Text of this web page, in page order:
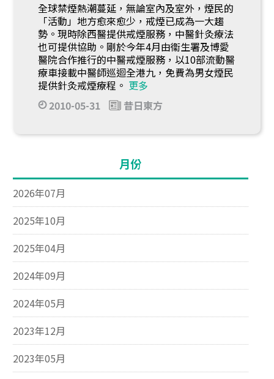
全球禁煙熱潮蔓延，無論室內及室外，煙民的
「活動」地方愈來愈少，戒煙已成為一大趨
勢。現時除西醫提供戒煙服務，中醫針灸療法
也可提供協助。剛於今年4月由衞生署及博愛
醫院合作推行的中醫戒煙服務，以10部流動醫
療車接載中醫師巡迴全港九，免費為男女煙民
提供針灸戒煙療程。 更多
2010-05-31
昔日東方
月份
2026年07月
2025年10月
2025年04月
2024年09月
2024年05月
2023年12月
2023年05月